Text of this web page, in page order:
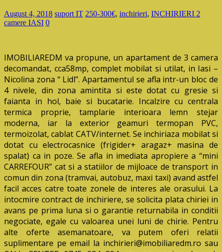
August 4, 2018 suport IT 250-300€, inchirieri, INCHIRIERI 2
camere IASI 0
IMOBILIAREDM va propune, un apartament de 3 camera
decomandat, cca58mp, complet mobilat si utilat, in Iasi –
Nicolina zona “ Lidl”. Apartamentul se afla intr-un bloc de
4 nivele, din zona amintita si este dotat cu gresie si
faianta in hol, baie si bucatarie. Incalzire cu centrala
termica proprie, tamplarie interioara lemn stejar
moderna, iar la exterior geamuri termopan PVC,
termoizolat, cablat CATV/internet. Se inchiriaza mobilat si
dotat cu electrocasnice (frigider+ aragaz+ masina de
spalat) ca in poze. Se afla in imediata apropiere a “mini
CARREFOUR” cat si a statiilor de mijloace de transport in
comun din zona (tramvai, autobuz, maxi taxi) avand astfel
facil acces catre toate zonele de interes ale orasului. La
intocmire contract de inchiriere, se solicita plata chiriei in
avans pe prima luna si o garantie returnabila in conditii
negociate, egale cu valoarea unei luni de chirie. Pentru
alte oferte asemanatoare, va putem oferi relatii
suplimentare pe email la inchirieri@imobiliaredm.ro sau